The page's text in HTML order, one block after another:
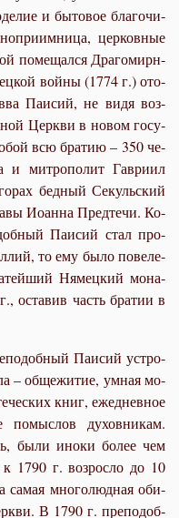
и бы­то­вое бла­го­чи­
цер­ков­ные
по­ме­щал­ся Дра­го­мирн­
вой­ны (1774 г.) ото­
Па­и­сий, не ви­дя воз­
Церк­ви в но­вом го­су­
всю бра­тию – 350 че­
и мит­ро­по­лит Гав­ри­ил
бед­ный Се­куль­ский
Иоан­на Пред­те­чи. Ко­
Па­и­сий стал про­
то ему бы­ло по­ве­ле­
Ня­мец­кий мо­на­
оста­вив часть бра­тии в
Па­и­сий устро­
– об­ще­жи­тие, ум­ная мо­
книг, еже­днев­ное
по­мыс­лов ду­хов­ни­кам.
бы­ли ино­ки бо­лее чем
1790 г. воз­рос­ло до 10
са­мая мно­го­люд­ная оби­
В 1790 г. пре­по­доб­